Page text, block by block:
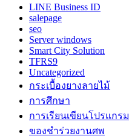
LINE Business ID
salepage
seo
Server windows
Smart City Solution
TFRS9
Uncategorized
กระเบื้องยางลายไม้
การศึกษา
การเรียนเขียนโปรแกรม
ของชำร่วยงานศพ